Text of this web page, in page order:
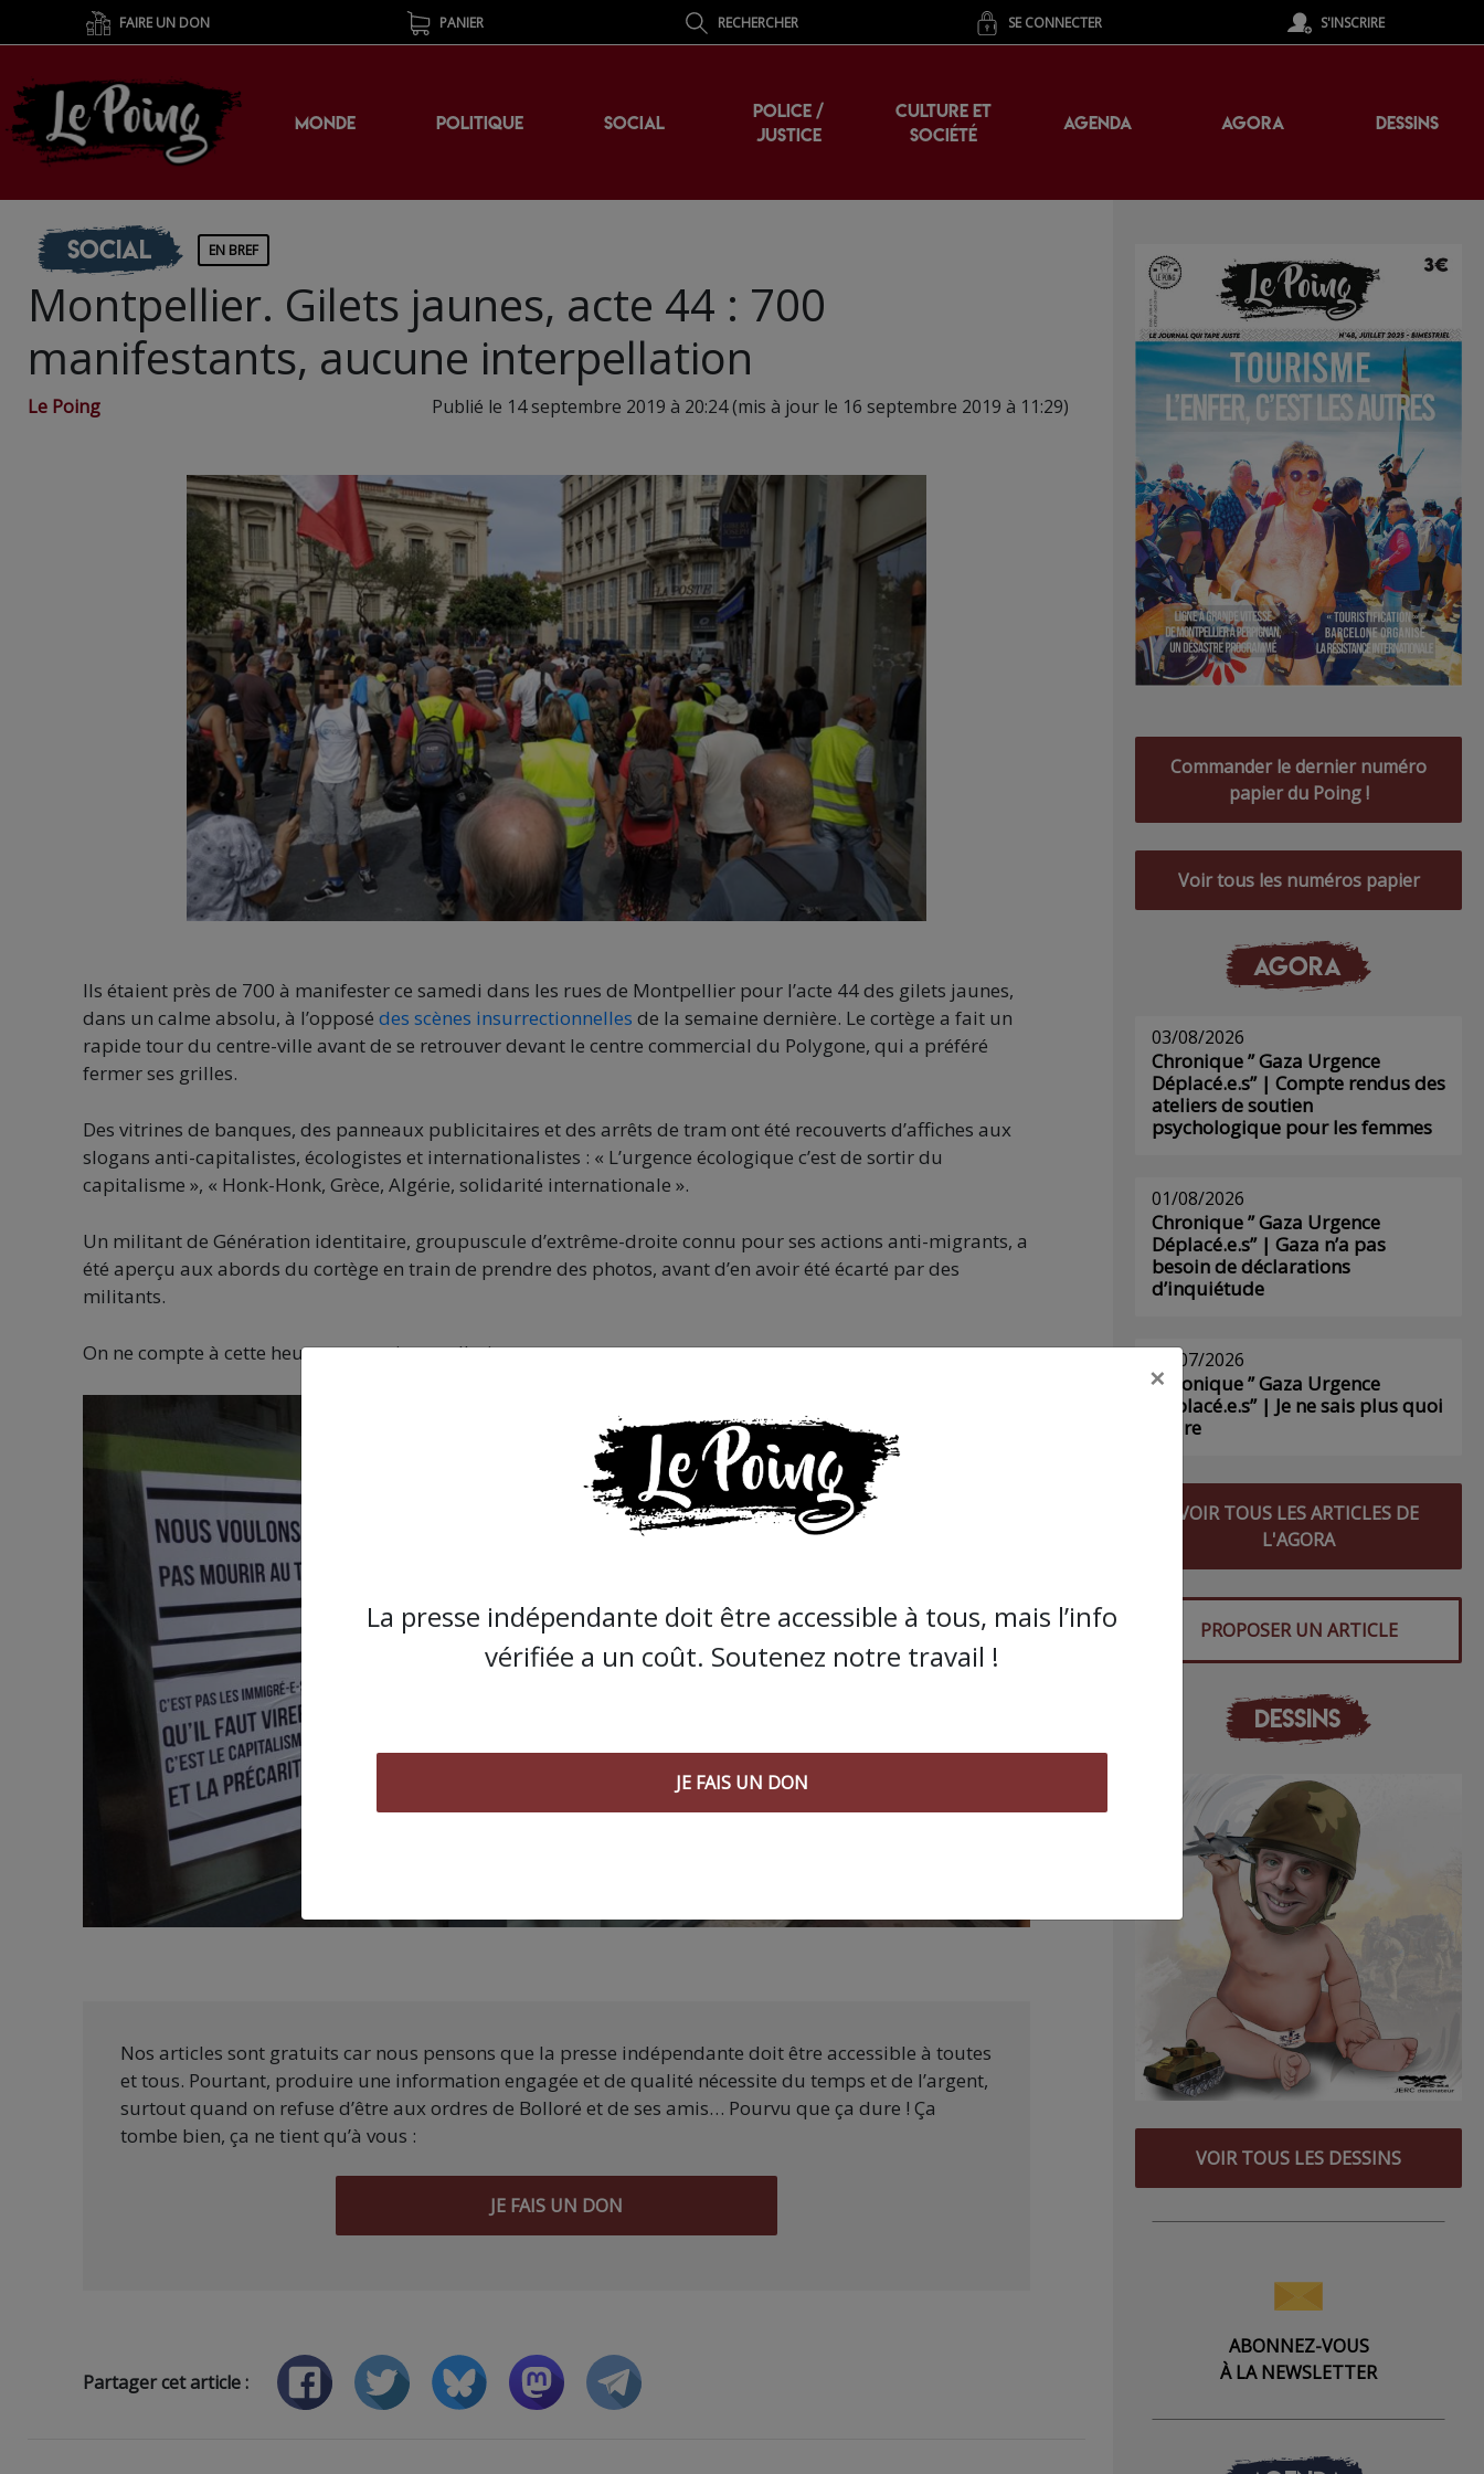
FAIRE UN DON PANIER RECHERCHER SE CONNECTER S'INSCRIRE
MONDE POLITIQUE SOCIAL
POLICE /
JUSTICE
CULTURE ET
SOCIÉTÉ
AGENDA AGORA DESSINS
Social EN BREF
Montpellier. Gilets jaunes, acte 44 : 700
manifestants, aucune interpellation
Le Poing Publié le 14 septembre 2019 à 20:24 (mis à jour le 16 septembre 2019 à 11:29)
Ils étaient près de 700 à manifester ce samedi dans les rues de Montpellier pour l’acte 44 des gilets jaunes,
dans un calme absolu, à l’opposé des scènes insurrectionnelles de la semaine dernière. Le cortège a fait un
rapide tour du centre-ville avant de se retrouver devant le centre commercial du Polygone, qui a préféré
fermer ses grilles.
Des vitrines de banques, des panneaux publicitaires et des arrêts de tram ont été recouverts d’affiches aux
slogans anti-capitalistes, écologistes et internationalistes : « L’urgence écologique c’est de sortir du
capitalisme », « Honk-Honk, Grèce, Algérie, solidarité internationale ».
Un militant de Génération identitaire, groupuscule d’extrême-droite connu pour ses actions anti-migrants, a
été aperçu aux abords du cortège en train de prendre des photos, avant d’en avoir été écarté par des
militants.
On ne compte à cette heure aucune interpellation.
Nos articles sont gratuits car nous pensons que la presse indépendante doit être accessible à toutes
et tous. Pourtant, produire une information engagée et de qualité nécessite du temps et de l’argent,
surtout quand on refuse d’être aux ordres de Bolloré et de ses amis… Pourvu que ça dure ! Ça
tombe bien, ça ne tient qu’à vous :
JE FAIS UN DON
Partager cet article :
Commander le dernier numéro
papier du Poing !
Voir tous les numéros papier
AGORA
03/08/2026
Chronique ” Gaza Urgence
Déplacé.e.s” | Compte rendus des
ateliers de soutien
psychologique pour les femmes
01/08/2026
Chronique ” Gaza Urgence
Déplacé.e.s” | Gaza n’a pas
besoin de déclarations
d’inquiétude
29/07/2026
Chronique ” Gaza Urgence
Déplacé.e.s” | Je ne sais plus quoi
écrire
VOIR TOUS LES ARTICLES DE
L'AGORA
PROPOSER UN ARTICLE
DESSINS
VOIR TOUS LES DESSINS
ABONNEZ-VOUS
À LA NEWSLETTER
×
La presse indépendante doit être accessible à tous, mais l’info
vérifiée a un coût. Soutenez notre travail !
JE FAIS UN DON